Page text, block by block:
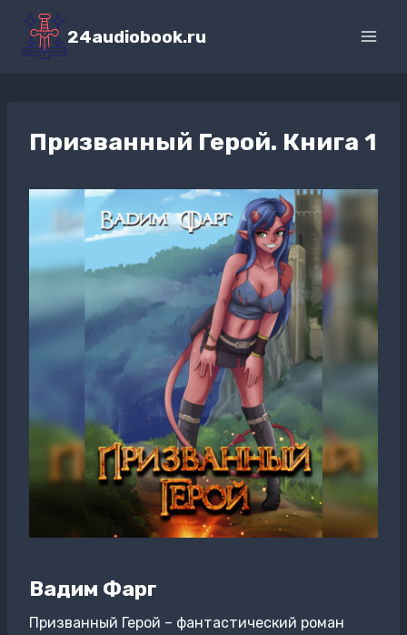
Перейти
содержимому
24audiobook.ru
Призванный Герой. Книга 1
Вадим Фарг
Призванный Герой – фантастический роман